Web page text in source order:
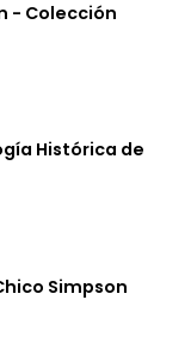
- Colección
Histórica de
Simpson